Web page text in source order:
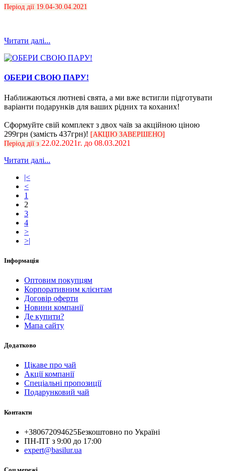
Період дії 19.04-30.04.2021
Читати далі...
ОБЕРИ СВОЮ ПАРУ!
Наближаються лютневі свята, а ми вже встигли підготувати
варіанти подарунків для ваших рідних та коханих!
Сформуйте свій комплект з двох чаїв за акційною ціною
299грн (замість 437грн)! [АКЦІЮ ЗАВЕРШЕНО]
Період дії з 22.02.2021г. до 08.03.2021
Читати далі...
|<
<
1
2
3
4
>
>|
Інформація
Оптовим покупцям
Корпоративним клієнтам
Договір оферти
Новини компанії
Де купити?
Мапа сайту
Додатково
Цікаве про чай
Акції компанії
Спеціальні пропозиції
Подарунковий чай
Контакти
+380672094625Безкоштовно по Україні
ПН-ПТ з 9:00 до 17:00
expert@basilur.ua